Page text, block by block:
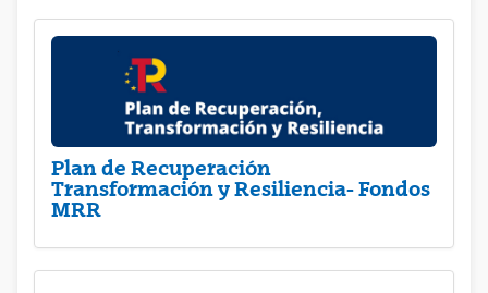
Plan de Recuperación
Transformación y Resiliencia- Fondos
MRR